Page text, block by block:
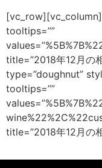
tooltips=””
title=”2018年12月の
type=”doughnut”
tooltips=””
title=”2018年12月の